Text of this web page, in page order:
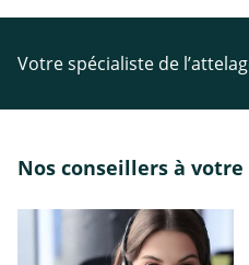
Votre spécialiste de
Nos conseillers à votre